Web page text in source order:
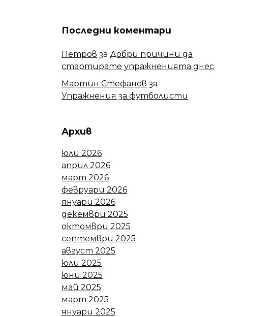
Последни коментари
Петров за Добри причини да
стартирате упражненията днес
Мартин Стефанов за
Упражнения за футболисти
Архив
юли 2026
април 2026
март 2026
февруари 2026
януари 2026
декември 2025
октомври 2025
септември 2025
август 2025
юли 2025
юни 2025
май 2025
март 2025
януари 2025